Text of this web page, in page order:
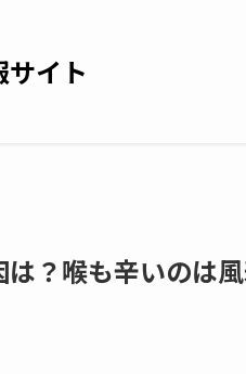
イト
？喉も辛いのは